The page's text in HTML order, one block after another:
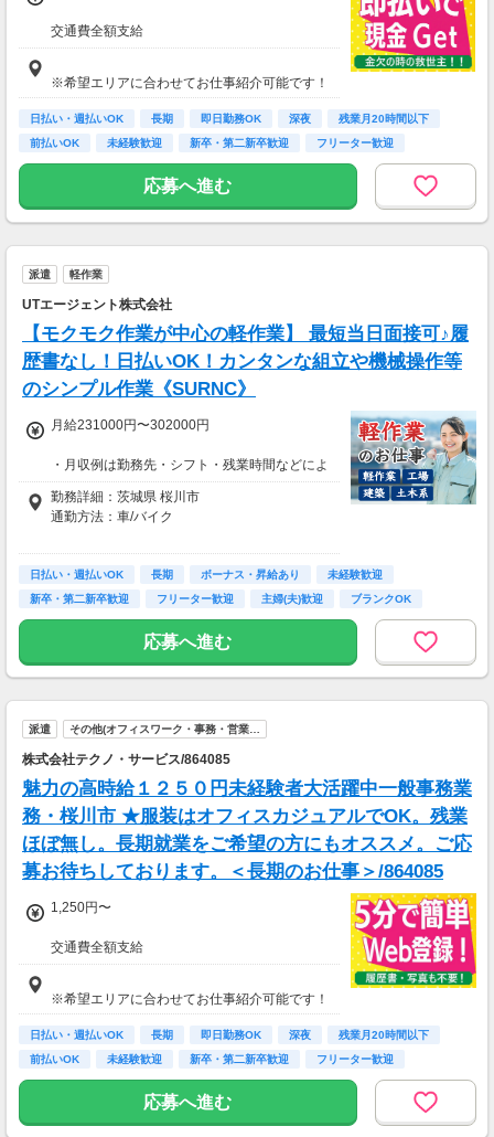
交通費全額支給
即払い制度有
※希望エリアに合わせてお仕事紹介可能です！
日払い・週払いOK 長期 即日勤務OK 深夜
残業月20時間以下
前払いOK
未経験歓迎 新卒・第二新卒歓迎 フリーター歓迎
応募へ進む
派遣 軽作業
UTエージェント株式会社
【モクモク作業が中心の軽作業】 最短当日面接可♪履
歴書なし！日払いOK！カンタンな組立や機械操作等
のシンプル作業《SURNC》
月給231000円〜302000円
・月収例は勤務先・シフト・残業時間などによ
り変動します
・各種手当あり（残業手当、休出手当、深夜勤
務がある場合は深夜手当 など）
■日払い制度（新制度）
・最短5分で働いた分の給与を口座受取可能
・スマホからカンタン申請
・1,000円単位で利用可能
■交通費 上限30,000円まで支給 ※会社規定有
り
勤務詳細：茨城県 桜川市
通勤方法：車/バイク
※構内の（無料）駐車場利用OK
※募集の勤務地は面接地の一例です。
ご希望の地域や条件などを伺いながらあなた
日払い・週払いOK 長期 ボーナス・昇給あり
未経験歓迎
新卒・第二新卒歓迎
フリーター歓迎 主婦(夫)歓迎
ブランクOK
学歴不問
応募へ進む
派遣 その他(オフィスワーク・事務・営業…
株式会社テクノ・サービス/864085
魅力の高時給１２５０円未経験者大活躍中一般事務業
務・桜川市 ★服装はオフィスカジュアルでOK。残業
ほぼ無し。長期就業をご希望の方にもオススメ。ご応
募お待ちしております。＜長期のお仕事＞/864085
1,250円〜
交通費全額支給
即払い制度有
※希望エリアに合わせてお仕事紹介可能です！
日払い・週払いOK 長期 即日勤務OK 深夜
残業月20時間以下
前払いOK
未経験歓迎 新卒・第二新卒歓迎 フリーター歓迎
応募へ進む